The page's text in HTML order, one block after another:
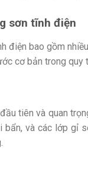
sơn tĩnh điện
điện bao gồm
cơ bản trong quy
tiên và quan
và các lớp gỉ